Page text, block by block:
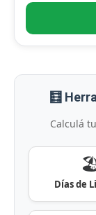
🧮
Calculá
Días de